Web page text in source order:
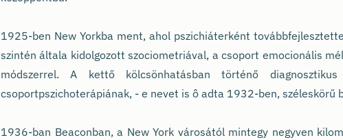
1925-ben New Yorkba ment, ahol pszichiáterként
szintén általa kidolgozott szociometriával, a csoport emocionális
módszerrel. A kettő kölcsönhatásban történő
csoportpszichoterápiának, - e nevet is ô adta 1932-ben, széleskörű
1936-ban Beaconban, a New York városától mintegy negyven